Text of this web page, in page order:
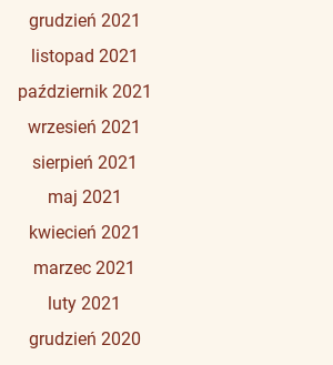
grudzień 2021
listopad 2021
październik 2021
wrzesień 2021
sierpień 2021
maj 2021
kwiecień 2021
marzec 2021
luty 2021
grudzień 2020